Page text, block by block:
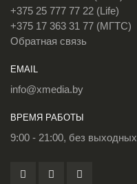
+375 25 777 77 22 (Life)
+375 17 363 31 77 (МГТС)
Обратная связь
EMAIL
info@xmedia.by
ВРЕМЯ РАБОТЫ
9:00 - 21:00, без выходных